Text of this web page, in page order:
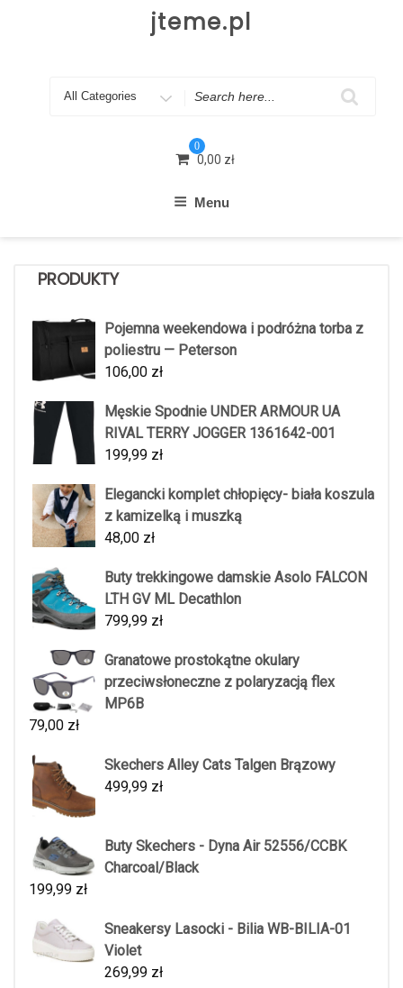
jteme.pl
Search
0
0,00 zł
Menu
PRODUKTY
Pojemna weekendowa i podróżna torba z
poliestru — Peterson
106,00 zł
Męskie Spodnie UNDER ARMOUR UA
RIVAL TERRY JOGGER 1361642-001
199,99 zł
Elegancki komplet chłopięcy- biała koszula
z kamizelką i muszką
48,00 zł
Buty trekkingowe damskie Asolo FALCON
LTH GV ML Decathlon
799,99 zł
Granatowe prostokątne okulary
przeciwsłoneczne z polaryzacją flex
MP6B
79,00 zł
Skechers Alley Cats Talgen Brązowy
499,99 zł
Buty Skechers - Dyna Air 52556/CCBK
Charcoal/Black
199,99 zł
Sneakersy Lasocki - Bilia WB-BILIA-01
Violet
269,99 zł